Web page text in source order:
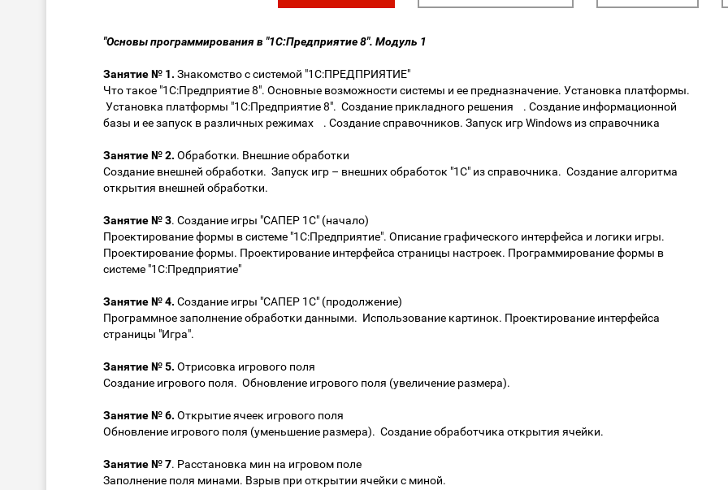
"Основы программирования в "1С:Предприятие 8". Модуль 1
Занятие № 1. Знакомство с системой "1С:ПРЕДПРИЯТИЕ"
Что такое "1С:Предприятие 8". Основные возможности системы и ее предназначение. Установка платформы.
Установка платформы "1С:Предприятие 8". Создание прикладного решения . Создание информационной
базы и ее запуск в различных режимах . Создание справочников. Запуск игр Windows из справочника
Занятие № 2. Обработки. Внешние обработки
Создание внешней обработки. Запуск игр – внешних обработок "1С" из справочника. Создание алгоритма
открытия внешней обработки.
Занятие № 3. Создание игры "САПЕР 1С" (начало)
Проектирование формы в системе "1С:Предприятие". Описание графического интерфейса и логики игры.
Проектирование формы. Проектирование интерфейса страницы настроек. Программирование формы в
системе "1С:Предприятие"
Занятие № 4. Создание игры "САПЕР 1С" (продолжение)
Программное заполнение обработки данными. Использование картинок. Проектирование интерфейса
страницы "Игра".
Занятие № 5. Отрисовка игрового поля
Создание игрового поля. Обновление игрового поля (увеличение размера).
Занятие № 6. Открытие ячеек игрового поля
Обновление игрового поля (уменьшение размера). Создание обработчика открытия ячейки.
Занятие № 7. Расстановка мин на игровом поле
Заполнение поля минами. Взрыв при открытии ячейки с миной.